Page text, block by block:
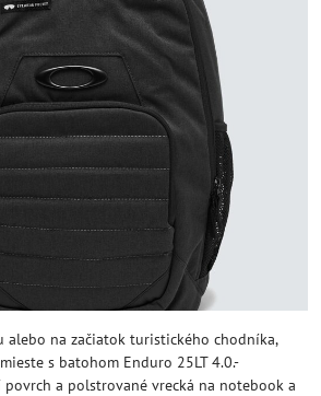
alebo na začiatok turistického chodníka,
s batohom Enduro 25LT 4.0.-
a polstrované vrecká na notebook a